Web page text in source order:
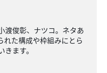
渡俊彰、ナツコ。ネタあ
れた構成や枠組みにとら
ます。